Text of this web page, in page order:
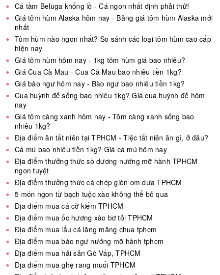
Cá tầm Beluga khổng lồ - Cá ngon nhất định phải thử!
Giá tôm hùm Alaska hôm nay - Bảng giá tôm hùm Alaska mới
nhất
Tôm hùm nào ngon nhất? So sánh các loại tôm hùm cao cấp
hiện nay
Giá tôm hùm hôm nay - 1kg tôm hùm giá bao nhiêu?
Giá Cua Cà Mau - Cua Cà Mau bao nhiêu tiền 1kg?
Giá bào ngư hôm nay - Bào ngư bao nhiêu tiền 1kg?
Cua huỳnh đế sống bao nhiêu 1kg? Giá cua huỳnh đế hôm
nay
Giá tôm càng xanh hôm nay - Tôm càng xanh sống bao
nhiêu 1kg?
Địa điểm ăn tất niên tại TPHCM - Tiệc tất niên ăn gì, ở đâu?
Cá mú bao nhiêu tiền 1kg? Giá cá mú hôm nay
Địa điểm thưởng thức sò dương nướng mỡ hành TPHCM
ngon tuyệt
Địa điểm thưởng thức cá chép giòn om dưa TPHCM
5 món ngon từ bạch tuộc xào không thể bỏ qua
Địa điểm mua cá cờ kiếm TPHCM
Địa điểm mua ốc hương xào bơ tỏi TPHCM
Địa điểm mua lẩu cá lăng măng chua tphcm
Địa điểm mua bào ngư nướng mỡ hành tphcm
Địa điểm mua hải sản Gò Vấp, TPHCM
Địa điểm mua ghẹ rang muối TPHCM